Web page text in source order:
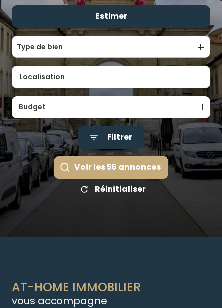
ALERTE
ÉQUIPE
CONTACT
De l'immo pro
Estimer
Type de bien
Budget
Filtrer
Voir les56 annonces
Réinitialiser
AT-HOME IMMOBILIER
vous accompagne